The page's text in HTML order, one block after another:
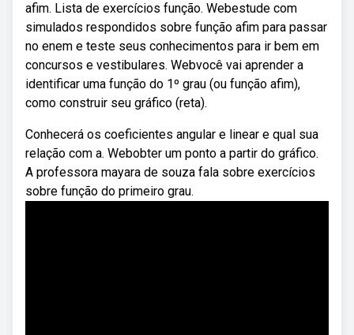
afim. Lista de exercícios função. Webestude com
simulados respondidos sobre função afim para passar
no enem e teste seus conhecimentos para ir bem em
concursos e vestibulares. Webvocê vai aprender a
identificar uma função do 1º grau (ou função afim),
como construir seu gráfico (reta).
Conhecerá os coeficientes angular e linear e qual sua
relação com a. Webobter um ponto a partir do gráfico.
A professora mayara de souza fala sobre exercícios
sobre função do primeiro grau.